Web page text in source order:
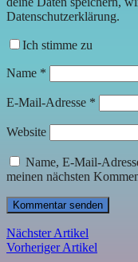
Datenschutzerklärung.
Ich stimme zu
Name *
E-Mail-Adresse *
Website
Name, E-Mail-
meinen nächsten
Nächster Artikel
Vorheriger Artikel